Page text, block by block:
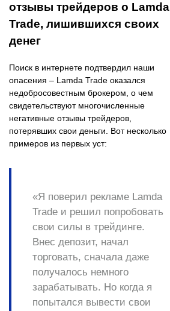
отзывы трейдеров о Lamda
Trade, лишившихся своих
денег
Поиск в интернете подтвердил наши
опасения – Lamda Trade оказался
недобросовестным брокером, о чем
свидетельствуют многочисленные
негативные отзывы трейдеров,
потерявших свои деньги. Вот несколько
примеров из первых уст:
«Я поверил рекламе Lamda
Trade и решил попробовать
свои силы в трейдинге.
Внес депозит, начал
торговать, сначала даже
получалось немного
зарабатывать. Но когда я
попытался вывести свои